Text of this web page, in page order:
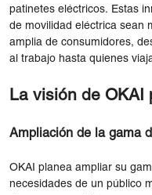
patinetes eléctricos. Estas
de movilidad eléctrica sean
amplia de consumidores,
al trabajo hasta quienes
La visión de OKAI
Ampliación de la gama
OKAI planea ampliar su
necesidades de un público